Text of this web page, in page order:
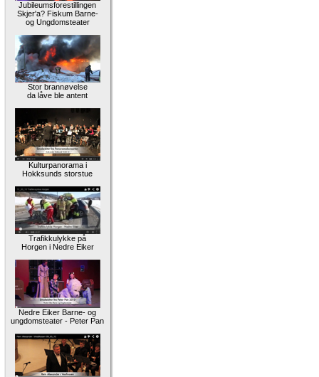
Jubileumsforestillingen
Skjer'a? Fiskum Barne-
og Ungdomsteater
Stor brannøvelse
da låve ble antent
Kulturpanorama i
Hokksunds storstue
Trafikkulykke på
Horgen i Nedre Eiker
Nedre Eiker Barne- og
ungdomsteater - Peter Pan